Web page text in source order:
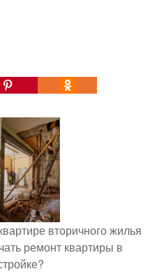
вторичного жилья
ремонт квартиры в